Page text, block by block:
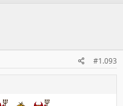
#1.093